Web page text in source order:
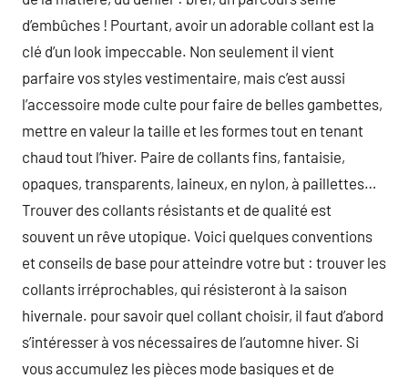
d’embûches ! Pourtant, avoir un adorable collant est la
clé d’un look impeccable. Non seulement il vient
parfaire vos styles vestimentaire, mais c’est aussi
l’accessoire mode culte pour faire de belles gambettes,
mettre en valeur la taille et les formes tout en tenant
chaud tout l’hiver. Paire de collants fins, fantaisie,
opaques, transparents, laineux, en nylon, à paillettes…
Trouver des collants résistants et de qualité est
souvent un rêve utopique. Voici quelques conventions
et conseils de base pour atteindre votre but : trouver les
collants irréprochables, qui résisteront à la saison
hivernale. pour savoir quel collant choisir, il faut d’abord
s’intéresser à vos nécessaires de l’automne hiver. Si
vous accumulez les pièces mode basiques et de